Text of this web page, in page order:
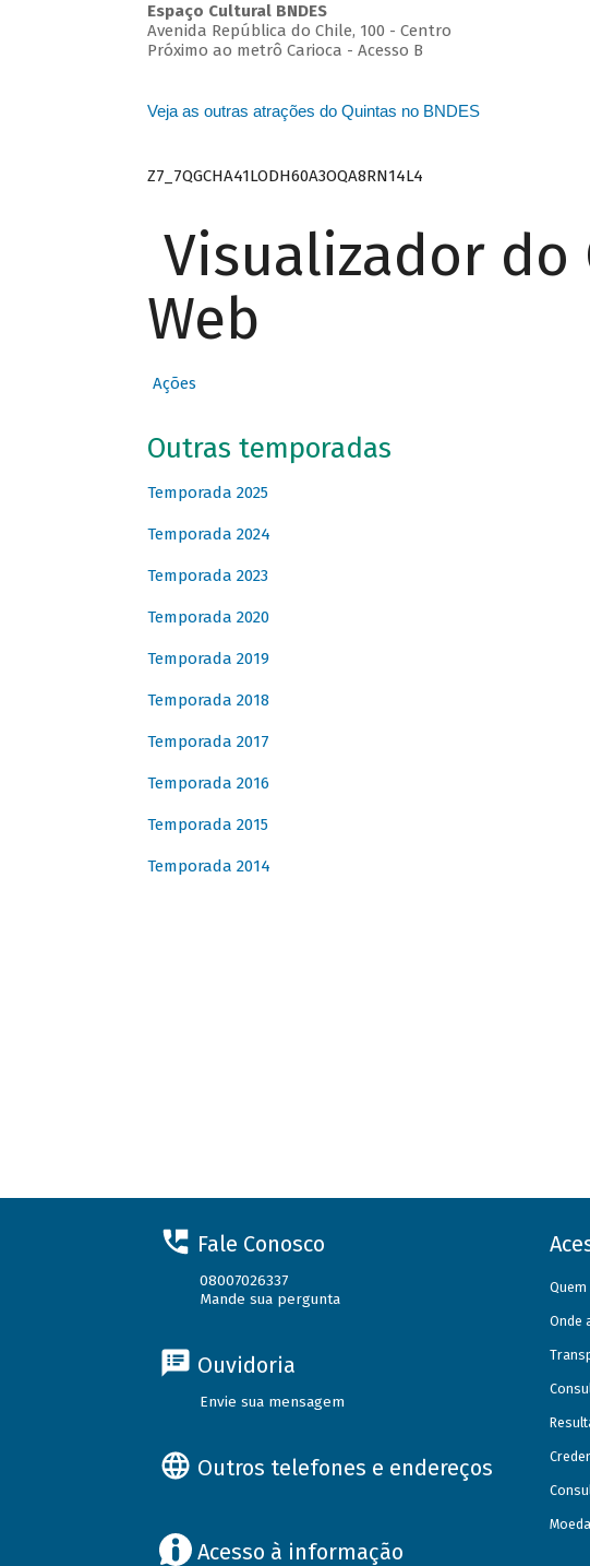
Espaço Cultural BNDES
Avenida República do Chile, 100 - Centro
Próximo ao metrô Carioca - Acesso B
Veja as outras atrações do Quintas no BNDES
Z7_7QGCHA41LODH60A3OQA8RN14L4
Visualizador do
Web
Ações
Outras temporadas
Temporada 2025
Temporada 2024
Temporada 2023
Temporada 2020
Temporada 2019
Temporada 2018
Temporada 2017
Temporada 2016
Temporada 2015
Temporada 2014
Fale Conosco
08007026337
Mande sua pergunta
Ouvidoria
Envie sua mensagem
Outros telefones e endereços
Acesso à informação
Onde